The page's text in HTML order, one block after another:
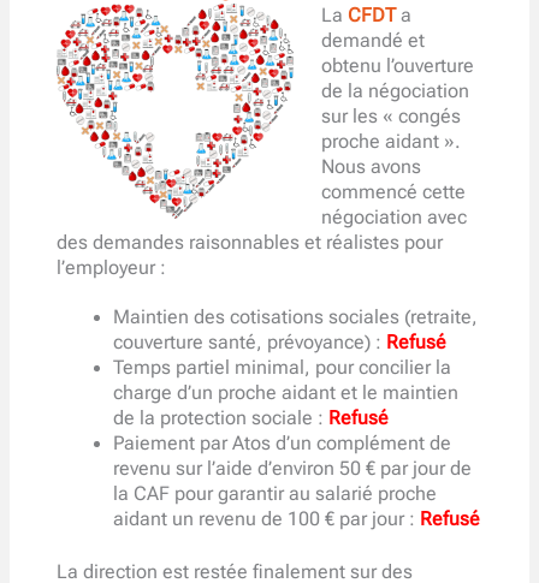
La CFDT a
demandé et
obtenu l’ouverture
de la négociation
sur les « congés
proche aidant ».
Nous avons
commencé cette
négociation avec
des demandes raisonnables et réalistes pour
l’employeur :
Maintien des cotisations sociales (retraite,
couverture santé, prévoyance) : Refusé
Temps partiel minimal, pour concilier la
charge d’un proche aidant et le maintien
de la protection sociale : Refusé
Paiement par Atos d’un complément de
revenu sur l’aide d’environ 50 € par jour de
la CAF pour garantir au salarié proche
aidant un revenu de 100 € par jour : Refusé
La direction est restée finalement sur des